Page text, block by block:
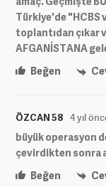
Türkiye'de "HCBS
toplantıdan çıkar
AFGANİSTANA
Beğen
ÖZCAN 58 4 yıl
büyük operasyon
çevirdikten sonra
Beğen